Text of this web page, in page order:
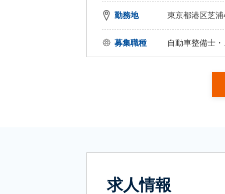
勤務地 東京都港区芝
募集職種 自動車整備士
求人情報